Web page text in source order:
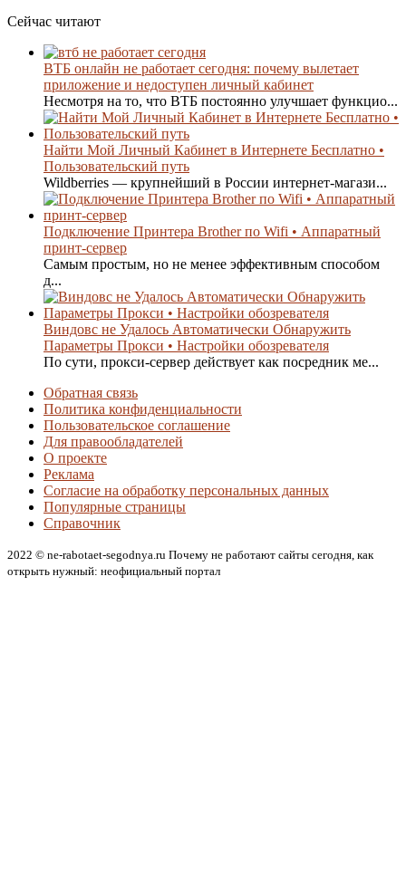
Сейчас читают
ВТБ онлайн не работает сегодня: почему вылетает
приложение и недоступен личный кабинет
Несмотря на то, что ВТБ постоянно улучшает функцио...
Найти Мой Личный Кабинет в Интернете Бесплатно •
Пользовательский путь
Wildberries — крупнейший в России интернет-магази...
Подключение Принтера Brother по Wifi • Аппаратный
принт-сервер
Самым простым, но не менее эффективным способом
д...
Виндовс не Удалось Автоматически Обнаружить
Параметры Прокси • Настройки обозревателя
По сути, прокси-сервер действует как посредник ме...
Обратная связь
Политика конфиденциальности
Пользовательское соглашение
Для правообладателей
О проекте
Реклама
Согласие на обработку персональных данных
Популярные страницы
Справочник
2022 © ne-rabotaet-segodnya.ru Почему не работают сайты сегодня, как
открыть нужный: неофициальный портал